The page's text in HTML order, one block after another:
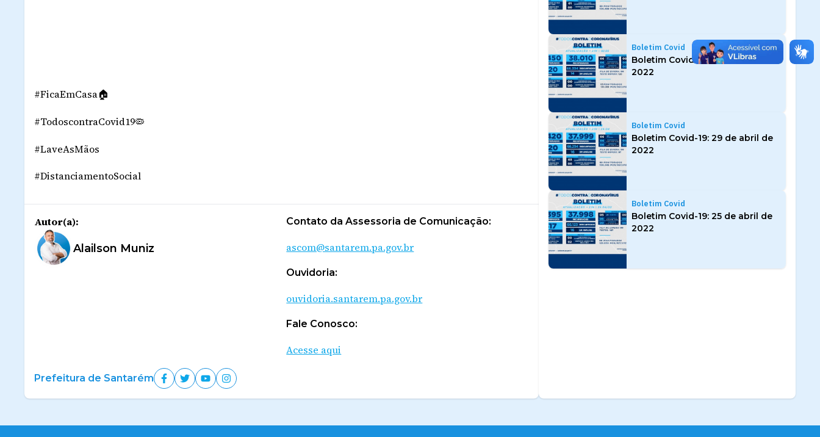
#FicaEmCasa🏠
#TodoscontraCovid19🦠
#LaveAsMãos
#DistanciamentoSocial
Autor(a):
Alailson Muniz
Contato da Assessoria de Comunicação:
ascom@santarem.pa.gov.br
Ouvidoria:
ouvidoria.santarem.pa.gov.br
Fale Conosco:
Acesse aqui
Prefeitura de Santarém
Boletim Covid
Boletim Covid-19: 02 de maio de
2022
Boletim Covid
Boletim Covid-19: 29 de abril de
2022
Boletim Covid
Boletim Covid-19: 25 de abril de
2022